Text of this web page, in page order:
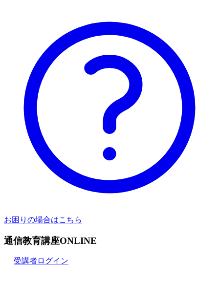
お困りの場合はこちら
通信教育講座ONLINE
受講者ログイン